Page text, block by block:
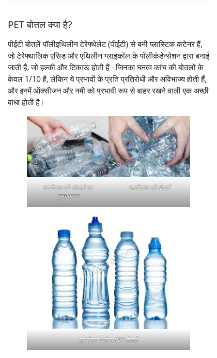
PET बोतल क्या है?
पीईटी बोतलें पॉलीइथिलीन टेरेफ्थेलेट (पीईटी) से बनी प्लास्टिक कंटेनर हैं,
जो टेरेफ्थालिक एसिड और एथिलीन ग्लाइकॉल के पॉलीकंडेन्सेशन द्वारा बनाई
जाती हैं, जो हल्की और टिकाऊ होती हैं - जिनका घनत्व कांच की बोतलों के
केवल 1/10 है, लेकिन ये प्रभावों के प्रति प्रतिरोधी और अविभाज्य होती हैं,
और इनमें ऑक्सीजन और नमी को प्रभावी रूप से बाहर रखने वाली एक अच्छी
बाधा होती है।
प्लास्टिक की बोतलों का
पुनर्चक्रण
प्लास्टिक की बोतलें
पुनर्चक्रण योग्य PET बोतलें